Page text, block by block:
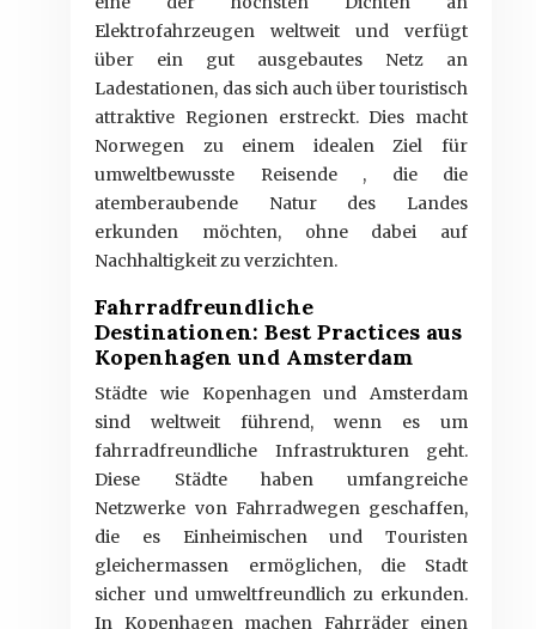
Elektrofahrzeugen weltweit und verfügt
über ein gut ausgebautes Netz an
Ladestationen, das sich auch über touristisch
attraktive Regionen erstreckt. Dies macht
Norwegen zu einem idealen Ziel für
umweltbewusste Reisende , die die
atemberaubende Natur des Landes
erkunden möchten, ohne dabei auf
Nachhaltigkeit zu verzichten.
Fahrradfreundliche
Destinationen: Best Practices aus
Kopenhagen und Amsterdam
Städte wie Kopenhagen und Amsterdam
sind weltweit führend, wenn es um
fahrradfreundliche Infrastrukturen geht.
Diese Städte haben umfangreiche
Netzwerke von Fahrradwegen geschaffen,
die es Einheimischen und Touristen
gleichermassen ermöglichen, die Stadt
sicher und umweltfreundlich zu erkunden.
In Kopenhagen machen Fahrräder einen